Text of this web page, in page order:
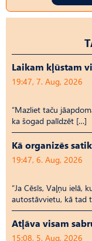
Laikam kļūstam
19:47, 7. Aug, 2026
“Mazliet taču
ka šogad palīdzēt […]
Kā organizēs
19:47, 6. Aug, 2026
“Ja Cēsīs, Vaļņu ielā,
autostāvvietu, kā tad
Atļāva visam
15:08, 5. Aug, 2026